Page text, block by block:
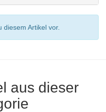
diesem Artikel vor.
aus dieser